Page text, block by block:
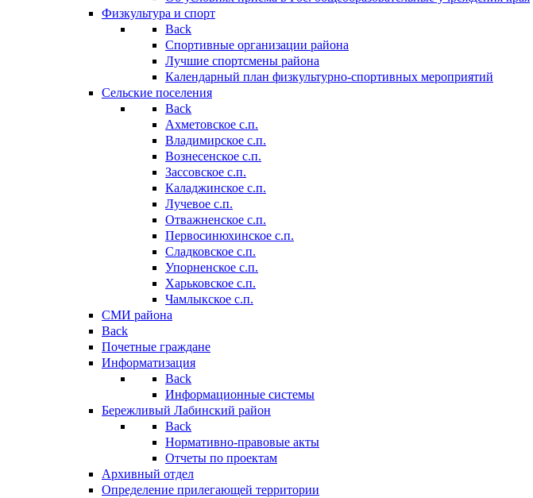
Физкультура и спорт
Back
Спортивные организации района
Лучшие спортсмены района
Календарный план физкультурно-спортивных мероприятий
Сельские поселения
Back
Ахметовское с.п.
Владимирское с.п.
Вознесенское с.п.
Зассовское с.п.
Каладжинское с.п.
Лучевое с.п.
Отважненское с.п.
Первосинюхинское с.п.
Сладковское с.п.
Упорненское с.п.
Харьковское с.п.
Чамлыкское с.п.
СМИ района
Back
Почетные граждане
Информатизация
Back
Информационные системы
Бережливый Лабинский район
Back
Нормативно-правовые акты
Отчеты по проектам
Архивный отдел
Определение прилегающей территории